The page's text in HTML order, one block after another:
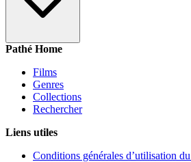
Pathé Home
Films
Genres
Collections
Rechercher
Liens utiles
Conditions générales d’utilisation